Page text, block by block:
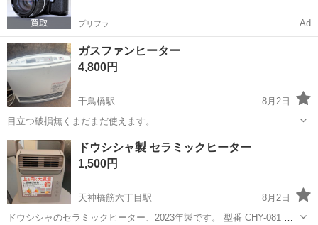
プリフラ Ad
ガスファンヒーター
4,800円
千鳥橋駅
8月2日
目立つ破損無くまだまだ使えます。
大阪 大阪市 千鳥橋駅 季節、空調家電
ガスファンヒーター
ドウシシャ製 セラミックヒーター
1,500円
天神橋筋六丁目駅
8月2日
ドウシシャのセラミックヒーター、2023年製です。 型番 CHY-081 毎